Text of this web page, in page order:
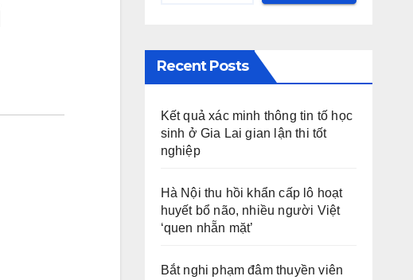
Recent Posts
Kết quả xác minh thông tin tố học
sinh ở Gia Lai gian lận thi tốt
nghiệp
Hà Nội thu hồi khẩn cấp lô hoạt
huyết bổ não, nhiều người Việt
‘quen nhẵn mặt’
Bắt nghi phạm đâm thuyền viên